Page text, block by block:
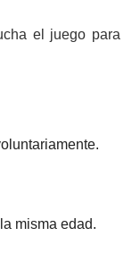
el juego para
misma edad.